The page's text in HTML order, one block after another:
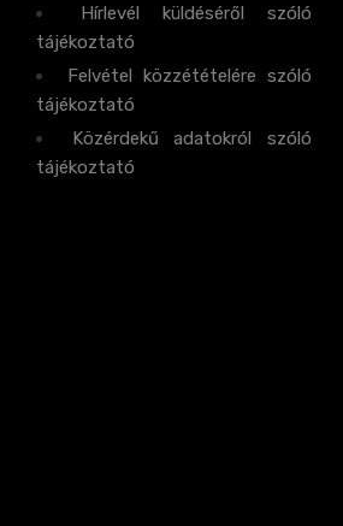
Hírlevél küldéséről szóló
tájékoztató
Felvétel közzétételére szóló
tájékoztató
Közérdekű adatokról szóló
tájékoztató